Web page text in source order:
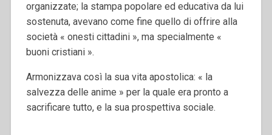
organizzate; la stampa popolare ed educativa da lui
sostenuta, avevano come fine quello di offrire alla
società « onesti cittadini », ma specialmente «
buoni cristiani ».
Armonizzava così la sua vita apostolica: « la
salvezza delle anime » per la quale era pronto a
sacrificare tutto, e la sua prospettiva sociale.